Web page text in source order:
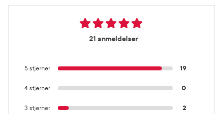
21 anmeldelser
5 stjerner 19
4 stjerner 0
3 stjerner 2